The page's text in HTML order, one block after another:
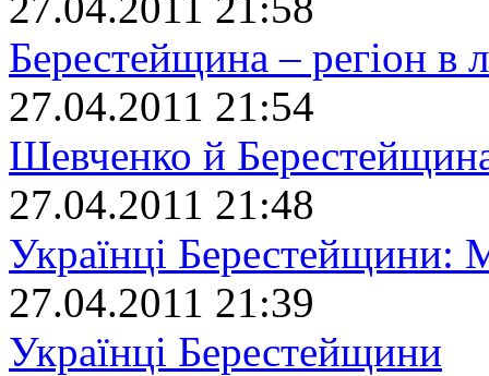
Берестейщина – регiон в
27.04.2011 21:54
Шевченко й
27.04.2011 21:48
Українці Берестейщини:
27.04.2011 21:39
Українці Берестейщини